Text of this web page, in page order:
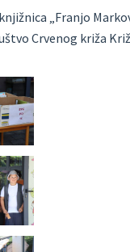
„Franjo
Crvenog križa